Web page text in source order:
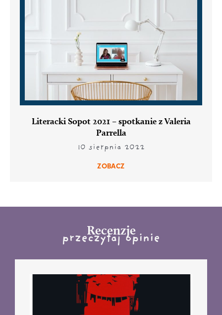
Literacki Sopot 2021 – spotkanie z Valeria
Parrella
10 sierpnia 2022
ZOBACZ
Recenzje
przeczytaj opinie